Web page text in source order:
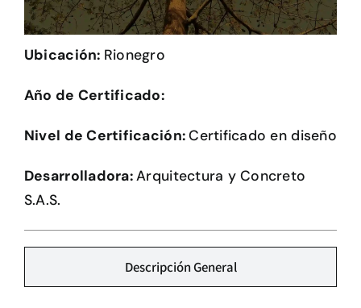
Herramientas
Credenciales
Plataforma CASA
Ubicación: Rionegro
Año de Certificado:
Nivel de Certificación:Certificado en diseño
Desarrolladora:Arquitectura y Concreto
S.A.S.
Descripción General